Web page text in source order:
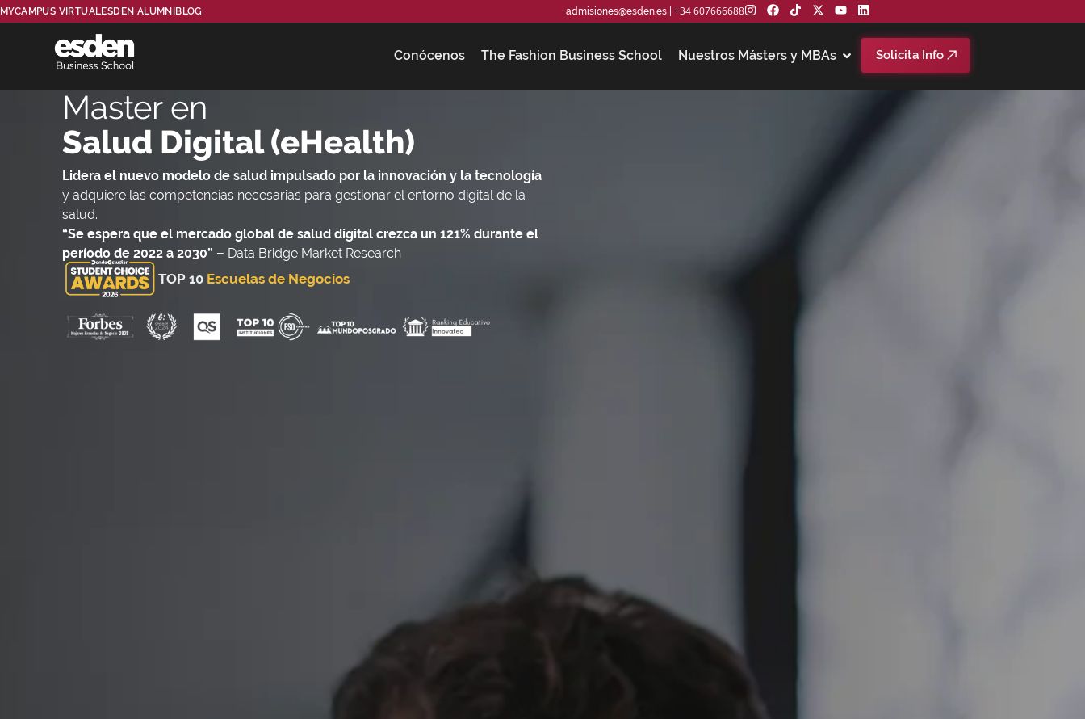
MYCAMPUS VIRTUALESDEN ALUMNI BLOG admisiones@esden.es| +34 607666688
Conócenos The Fashion Business School Nuestros Másters y MBAs Solicita Info
Master en
Salud Digital (eHealth)
Lidera el nuevo modelo de salud impulsado por la innovación y la tecnología
y adquiere las competencias necesarias para gestionar el entorno digital de la
salud.
“Se espera que el mercado global de salud digital crezca un 121% durante el
período de 2022 a 2030” – Data Bridge Market Research
TOP 10 Escuelas de Negocios